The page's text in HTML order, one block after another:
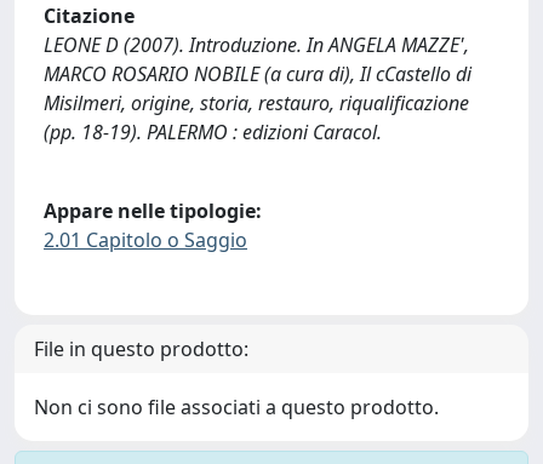
Citazione
LEONE D (2007). Introduzione. In ANGELA MAZZE',
MARCO ROSARIO NOBILE (a cura di), Il cCastello di
Misilmeri, origine, storia, restauro, riqualificazione
(pp. 18-19). PALERMO : edizioni Caracol.
Appare nelle tipologie:
2.01 Capitolo o Saggio
File in questo prodotto:
Non ci sono file associati a questo prodotto.